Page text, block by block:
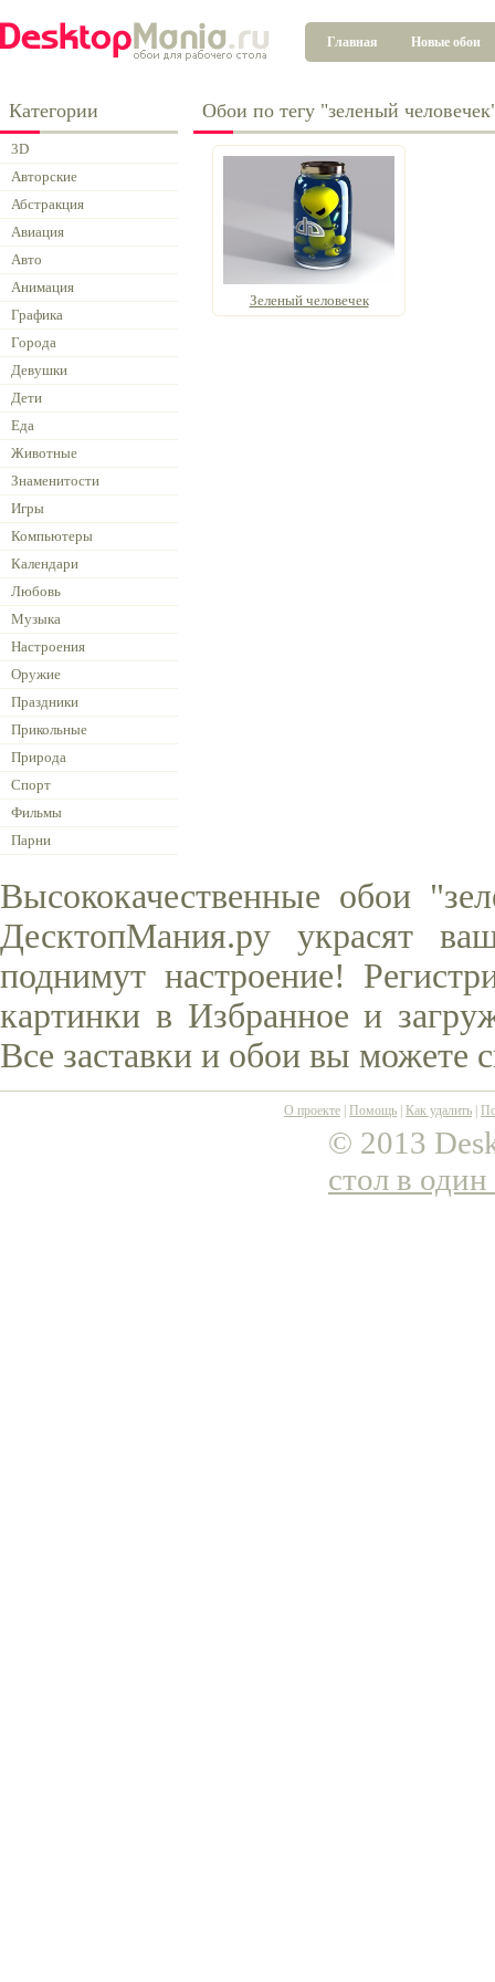
Главная Новые обои
Категории
3D
Авторские
Абстракция
Авиация
Авто
Анимация
Графика
Города
Девушки
Дети
Еда
Животные
Знаменитости
Игры
Компьютеры
Календари
Любовь
Музыка
Настроения
Оружие
Праздники
Прикольные
Природа
Спорт
Фильмы
Парни
Обои по тегу "зеленый
Зеленый человечек
Высококачественные обои
ДесктопМания.ру украсят
поднимут настроение!
картинки в Избранное и
Все заставки и обои вы можете
О проекте Помощь Как удалить
© 2013
стол в